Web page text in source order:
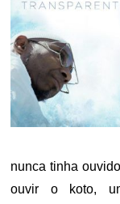
nunca tinha
ouvir o koto,